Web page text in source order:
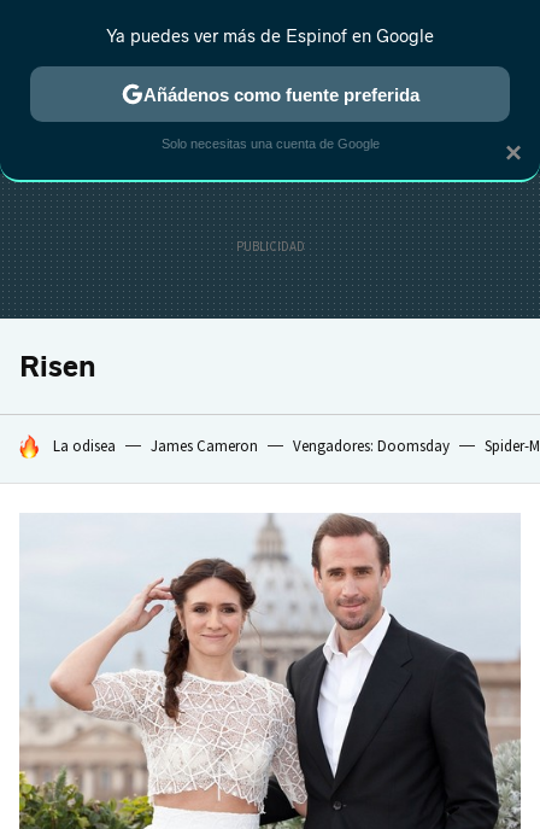
ESTRENOS REALITY ANIME RANKINGS CINE
Risen
HOY SE HABLA DE
La odisea James Cameron Vengadores: Doomsday Spider-
×
Ya puedes ver más de Espinof en Google
Añádenos como fuente preferida
Solo necesitas una cuenta de Google